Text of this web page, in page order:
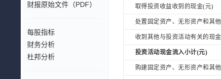
财报原始文件（PDF）
每股指标
财务分析
杜邦分析
取得投资收益收到的现金(元)
处置固定资产、无形资产和其
收到其他与投资活动有关的现
投资活动现金流入小计(元)
购建固定资产、无形资产和其